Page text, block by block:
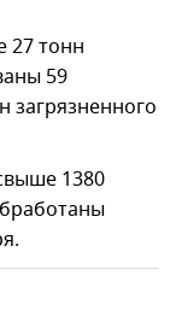
27 тонн
59
загрязненного
1380